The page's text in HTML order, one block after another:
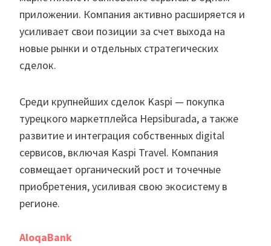
приложении. Компания активно расширяется и
усиливает свои позиции за счет выхода на
новые рынки и отдельных стратегических
сделок.
Среди крупнейших сделок Kaspi — покупка
турецкого маркетплейса Hepsiburada, а также
развитие и интеграция собственных digital
сервисов, включая Kaspi Travel. Компания
совмещает органический рост и точечные
приобретения, усиливая свою экосистему в
регионе.
AloqaBank